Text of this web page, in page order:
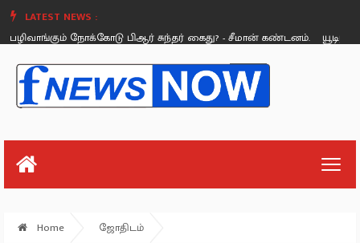
LATEST NEWS :
நோக்கோடு பிஆர் சுந்தர் கைது? - சீமான் கண்டனம்.
யூடியூபர்
Saturday, August 26
Home ஜோதிடம்